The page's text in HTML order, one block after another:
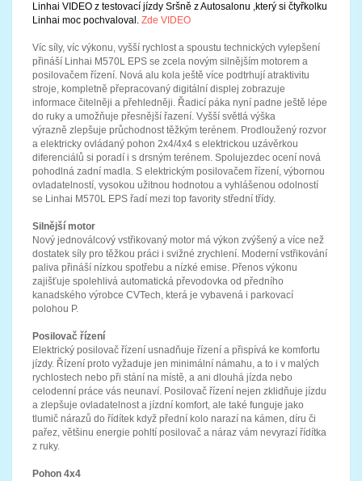
Linhai VIDEO z testovací jízdy Sršně z Autosalonu ,který si čtyřkolku
Linhai moc pochvaloval. Zde VIDEO
Víc síly, víc výkonu, vyšší rychlost a spoustu technických vylepšení
přináší Linhai M570L EPS se zcela novým silnějším motorem a
posilovačem řízení. Nová alu kola ještě více podtrhují atraktivitu
stroje, kompletně přepracovaný digitální displej zobrazuje
informace čitelněji a přehledněji. Řadicí páka nyní padne ještě lépe
do ruky a umožňuje přesnější řazení. Vyšší světlá výška
výrazně zlepšuje průchodnost těžkým terénem. Prodloužený rozvor
a elektricky ovládaný pohon 2x4/4x4 s elektrickou uzávěrkou
diferenciálů si poradí i s drsným terénem. Spolujezdec ocení nová
pohodlná zadní madla. S elektrickým posilovačem řízení, výbornou
ovladatelností, vysokou užitnou hodnotou a vyhlášenou odolností
se Linhai M570L EPS řadí mezi top favority střední třídy.
Silnější motor
Nový jednoválcový vstřikovaný motor má výkon zvýšený a více než
dostatek síly pro těžkou práci i svižné zrychlení. Moderní vstřikování
paliva přináší nízkou spotřebu a nízké emise. Přenos výkonu
zajišťuje spolehlivá automatická převodovka od předního
kanadského výrobce CVTech, která je vybavená i parkovací
polohou P.
Posilovač řízení
Elektrický posilovač řízení usnadňuje řízení a přispívá ke komfortu
jízdy. Řízení proto vyžaduje jen minimální námahu, a to i v malých
rychlostech nebo při stání na místě, a ani dlouhá jízda nebo
celodenní práce vás neunaví. Posilovač řízení nejen zklidňuje jízdu
a zlepšuje ovladatelnost a jízdní komfort, ale také funguje jako
tlumič nárazů do řídítek když přední kolo narazí na kámen, díru či
pařez, většinu energie pohltí posilovač a náraz vám nevyrazí řídítka
z ruky.
Pohon 4x4